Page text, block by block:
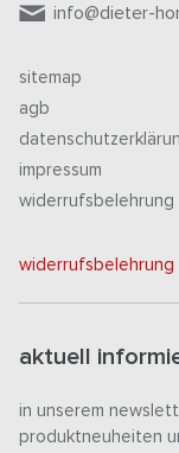
info@dieter-
sitemap
agb
impressum
widerrufsbelehrung
widerrufsbelehrung
aktuell
in unserem
produktneuheiten